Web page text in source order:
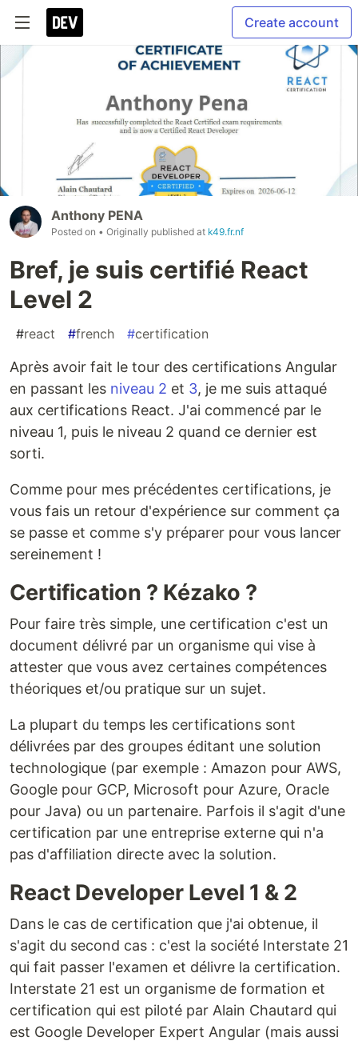
Create account
Anthony PENA
Posted on • Originally published at k49.fr.nf
Bref, je suis certifié React
Level 2
#react #french #certification
Après avoir fait le tour des certifications Angular
en passant les niveau 2 et 3, je me suis attaqué
aux certifications React. J'ai commencé par le
niveau 1, puis le niveau 2 quand ce dernier est
sorti.
Comme pour mes précédentes certifications, je
vous fais un retour d'expérience sur comment ça
se passe et comme s'y préparer pour vous lancer
sereinement !
Certification ? Kézako ?
Pour faire très simple, une certification c'est un
document délivré par un organisme qui vise à
attester que vous avez certaines compétences
théoriques et/ou pratique sur un sujet.
La plupart du temps les certifications sont
délivrées par des groupes éditant une solution
technologique (par exemple : Amazon pour AWS,
Google pour GCP, Microsoft pour Azure, Oracle
pour Java) ou un partenaire. Parfois il s'agit d'une
certification par une entreprise externe qui n'a
pas d'affiliation directe avec la solution.
React Developer Level 1 & 2
Dans le cas de certification que j'ai obtenue, il
s'agit du second cas : c'est la société Interstate 21
qui fait passer l'examen et délivre la certification.
Interstate 21 est un organisme de formation et
certification qui est piloté par Alain Chautard qui
est Google Developer Expert Angular (mais aussi